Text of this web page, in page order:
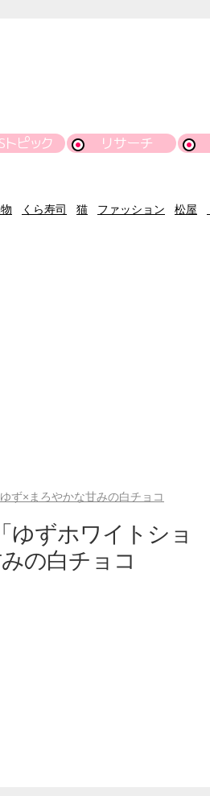
トピック リサーチ
くら寿司 猫 ファッション 松屋
ず×まろやかな甘みの白チョコ
ゆずホワイトショ
の白チョコ